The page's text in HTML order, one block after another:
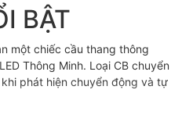
BẬT
một chiếc cầu thang thông
Thông Minh. Loại CB chuyển
phát hiện chuyển động và tự